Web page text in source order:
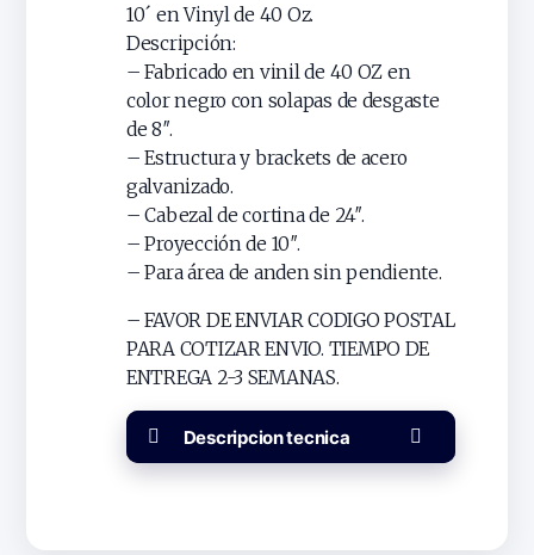
10´ en Vinyl de 40 Oz.
Descripción:
– Fabricado en vinil de 40 OZ en
color negro con solapas de desgaste
de 8″.
– Estructura y brackets de acero
galvanizado.
– Cabezal de cortina de 24″.
– Proyección de 10″.
– Para área de anden sin pendiente.
– FAVOR DE ENVIAR CODIGO POSTAL
PARA COTIZAR ENVIO. TIEMPO DE
ENTREGA 2-3 SEMANAS.
Descripcion tecnica